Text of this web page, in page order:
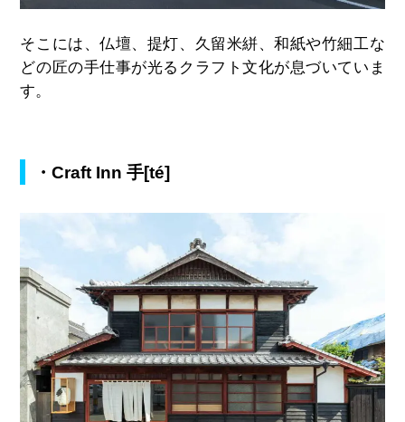
そこには、仏壇、提灯、久留米絣、和紙や竹細工な
どの匠の手仕事が光るクラフト文化が息づいていま
す。
・Craft Inn 手[té]